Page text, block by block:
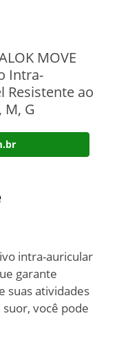
MOVE
Intra-
Resistente ao
M, G
intra-auricular
garante
suas atividades
suor, você pode